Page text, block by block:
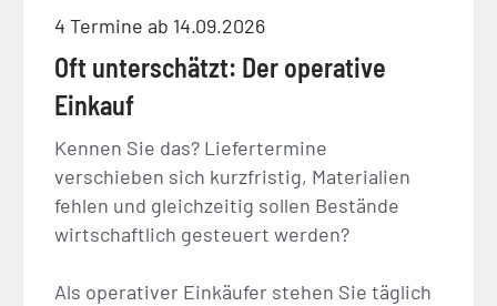
4 Termine ab 14.09.2026
Oft unterschätzt: Der operative
Einkauf
Kennen Sie das? Liefertermine
verschieben sich kurzfristig, Materialien
fehlen und gleichzeitig sollen Bestände
wirtschaftlich gesteuert werden?
Als operativer Einkäufer stehen Sie täglich